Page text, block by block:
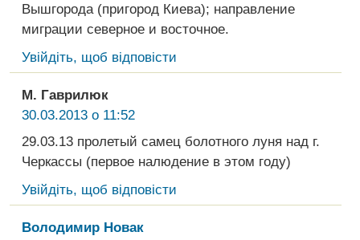
Вышгорода (пригород Киева); направление
миграции северное и восточное.
Увійдіть, щоб відповісти
М. Гаврилюк
30.03.2013 о 11:52
29.03.13 пролетый самец болотного луня над г.
Черкассы (первое налюдение в этом году)
Увійдіть, щоб відповісти
Володимир Новак